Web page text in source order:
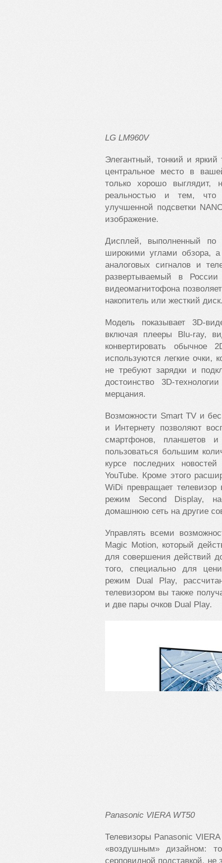
LG LM960V
Элегантный, тонкий и яркий
центральное место в
только хорошо выглядит,
реальностью и тем, что
улучшенной подсветки
изображение.
Дисплей, выполненный по
широкими углами обзора,
аналоговых сигналов и
развертываемый в
видеомагнитофона
накопитель или жесткий
Модель показывает 3D-
включая плееры Blu-ray,
конвертировать
используются легкие очки,
не требуют зарядки и
достоинство 3D-
мерцания.
Возможности Smart TV и
и Интернету позволяют
смартфонов, планшетов и
пользоваться большим
курсе последних
YouTube. Кроме этого
WiDi превращает
режим Second Display,
домашнюю сеть на другие
Управлять всеми
Magic Motion, который
для совершения действий
того, специально для
режим Dual Play,
телевизором вы также
и две пары очков Dual Play.
Panasonic VIERA WT50
Телевизоры Panasonic
«воздушным» дизайном:
серповидной подставкой,